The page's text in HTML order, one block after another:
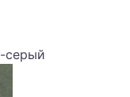
серый